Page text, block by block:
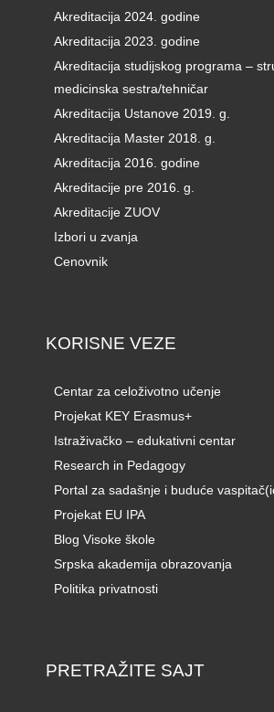
Akreditacija 2024. godine
Akreditacija 2023. godine
Akreditacija studijskog programa –
medicinska sestra/tehničar
Akreditacija Ustanove 2019. g.
Akreditacija Master 2018. g.
Akreditacija 2016. godine
Akreditacije pre 2016. g.
Akreditacije ZUOV
Izbori u zvanja
Cenovnik
KORISNE VEZE
Centar za celoživotno učenje
Projekat KEY Erasmus+
Istraživačko – edukativni centar
Research in Pedagogy
Portal za sadašnje i buduće
Projekat EU IPA
Blog Visoke škole
Srpska akademija obrazovanja
Politika privatnosti
PRETRAŽITE SAJT